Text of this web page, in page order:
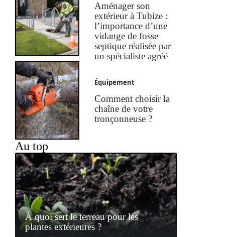
Aménager son
extérieur à Tubize :
l’importance d’une
vidange de fosse
septique réalisée par
un spécialiste agréé
Équipement
Comment choisir la
chaîne de votre
tronçonneuse ?
Au top
À quoi sert le terreau pour les
plantes extérieures ?